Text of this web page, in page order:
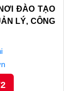
ĐÀO TẠO
LÝ, CÔNG